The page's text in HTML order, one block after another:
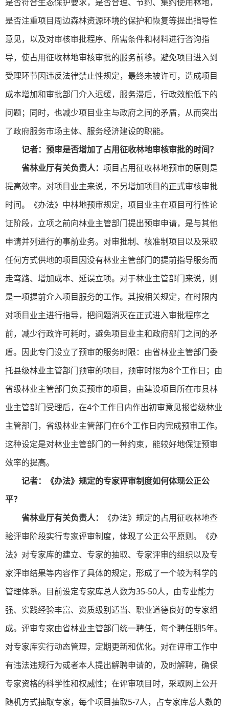
是否符合生态保护要求，是否合理、节约、集约使用林地，
是否注重项目周边森林资源环境的保护和恢复等提出指导性
意见，以及对审核审批程序、所需条件和材料进行咨询指
导，使占用征收林地审核审批的服务前移。避免项目进入到
受理环节因违反法律禁止性规定，最终未被许可，造成项目
成本增加和审批部门介入迟缓，服务滞后，行政效能低下的
问题；同时，也减少项目业主与政府之间的矛盾，从而突出
了政府服务市场主体、服务经济建设的职能。
记者：预审是否增加了占用征收林地审核审批的时间？
省林业厅有关负责人： 项目占用征收林地预审的原则是
提高效率。对项目业主来说，不另增加项目的正式审核审批
时间。《办法》中林地预审规定，项目业主在项目可行性论
证阶段，立项之前向林业主管部门提出预审申请，是与其他
申请并列进行的事前业务。对审批制、核准制项目以及采取
任何方式供地的项目因没有林业主管部门的提前指导服务而
走弯路、增加成本、延误立项。对于林业主管部门来说，则
是一项提前介入项目服务的工作。其按相关规定，在时限内
对项目业主进行指导，把问题消灭在正式进入审批程序之
前，减少行政许可耗时，避免项目业主和政府部门之间的矛
盾。因此专门设立了预审的服务时限：由省林业主管部门委
托县级林业主管部门预审的项目，预审时限为8个工作日；由
省级林业主管部门负责预审的项目，由建设项目所在市县林
业主管部门受理后，在4个工作日内作出初审意见报省级林业
主管部门，省级林业主管部门在6个工作日内完成预审工作。
这种设定是对林业主管部门的一种约束，能较好地保证预审
效率的提高。
记者：《办法》规定的专家评审制度如何体现公正公
平？
省林业厅有关负责人：
《办法》规定的占用征收林地查
验评审阶段实行专家评审制度，体现了公正公平原则。《办
法》对专家库的建立、专家的抽取、专家评审的组织以及专
家评审结果等内容作了具体的规定，形成了一个较为科学的
管理体系。目前设定专家库总人数为35-50人，由专业能力
强、实践经验丰富、资质级别适当、职业道德良好的专家组
成。评审专家由省林业主管部门统一聘任，每个聘任期5年。
对专家库实行动态管理，定期更新和优化。对在评审工作中
有违法违规行为或者本人提出解聘申请的，及时解聘，确保
专家资格的科学性和权威性；在评审项目时，采取网上公开
随机方式抽取专家，每个项目抽取5-7人，占专家库总人数的